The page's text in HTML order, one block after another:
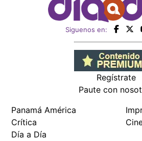
Siguenos en:
Regístrate
Paute con
Panamá América
Crítica
Día a Día